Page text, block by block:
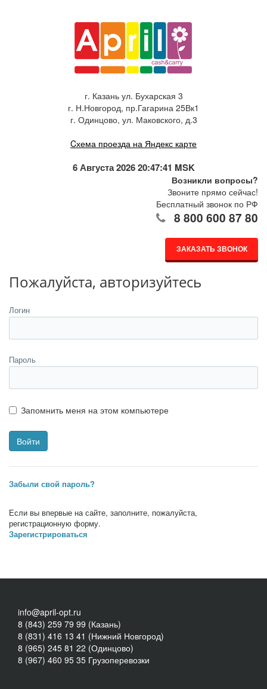
г. Казань ул. Бухарская 3
г. Н.Новгород, пр.Гагарина 25Вк1
г. Одинцово, ул. Маковского, д.3
Cхема проезда на Яндекс карте
6 Августа 2026 20:47:41 MSK
Возникли вопросы?
Звоните прямо сейчас!
Бесплатный звонок по РФ
8 800 600 87 80
ЗАКАЗАТЬ ЗВОНОК
Пожалуйста, авторизуйтесь
Логин
Пароль
Запомнить меня на этом компьютере
Забыли свой пароль?
Если вы впервые на сайте, заполните, пожалуйста,
регистрационную форму.
Зарегистрироваться
info@april-opt.ru
8 (843) 259 79 99 (Казань)
8 (831) 416 13 41 (Нижний Новгород)
8 (965) 245 81 22 (Одинцово)
8 (967) 460 95 35 Грузоперевозки